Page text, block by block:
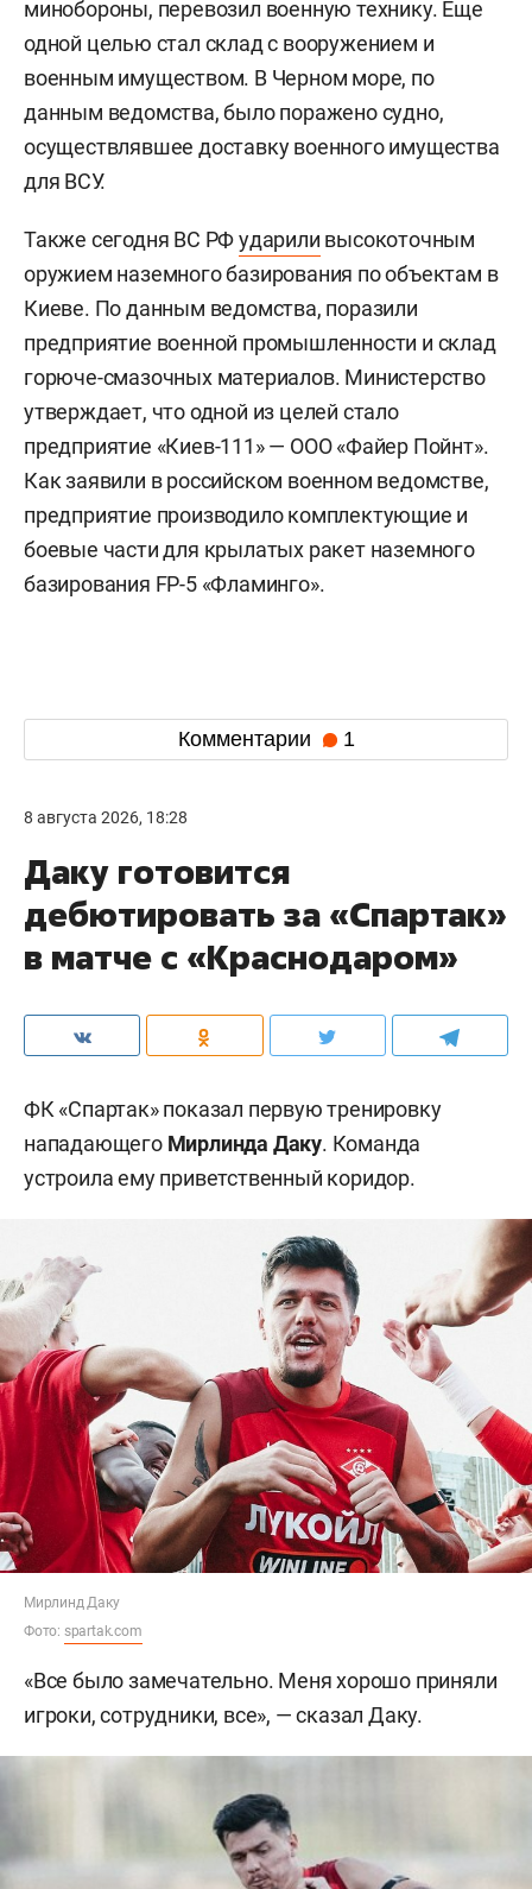
минобороны, перевозил военную технику. Еще
одной целью стал склад с вооружением и
военным имуществом. В Черном море, по
данным ведомства, было поражено судно,
осуществлявшее доставку военного имущества
для ВСУ.
Также сегодня ВС РФударили высокоточным
оружием наземного базирования по объектам в
Киеве. По данным ведомства, поразили
предприятие военной промышленности и склад
горюче-смазочных материалов. Министерство
утверждает, что одной из целей стало
предприятие «Киев-111» — ООО «Файер Пойнт».
Как заявили в российском военном ведомстве,
предприятие производило комплектующие и
боевые части для крылатых ракет наземного
базирования FP-5 «Фламинго».
Комментарии 1
8 августа 2026, 18:28
Даку готовится
дебютировать за «Спартак»
в матче с «Краснодаром»
ФК «Спартак» показал первую тренировку
нападающего Мирлинда Даку. Команда
устроила ему приветственный коридор.
Мирлинд Даку
Фото: spartak.com
«Все было замечательно. Меня хорошо приняли
игроки, сотрудники, все», — сказал Даку.